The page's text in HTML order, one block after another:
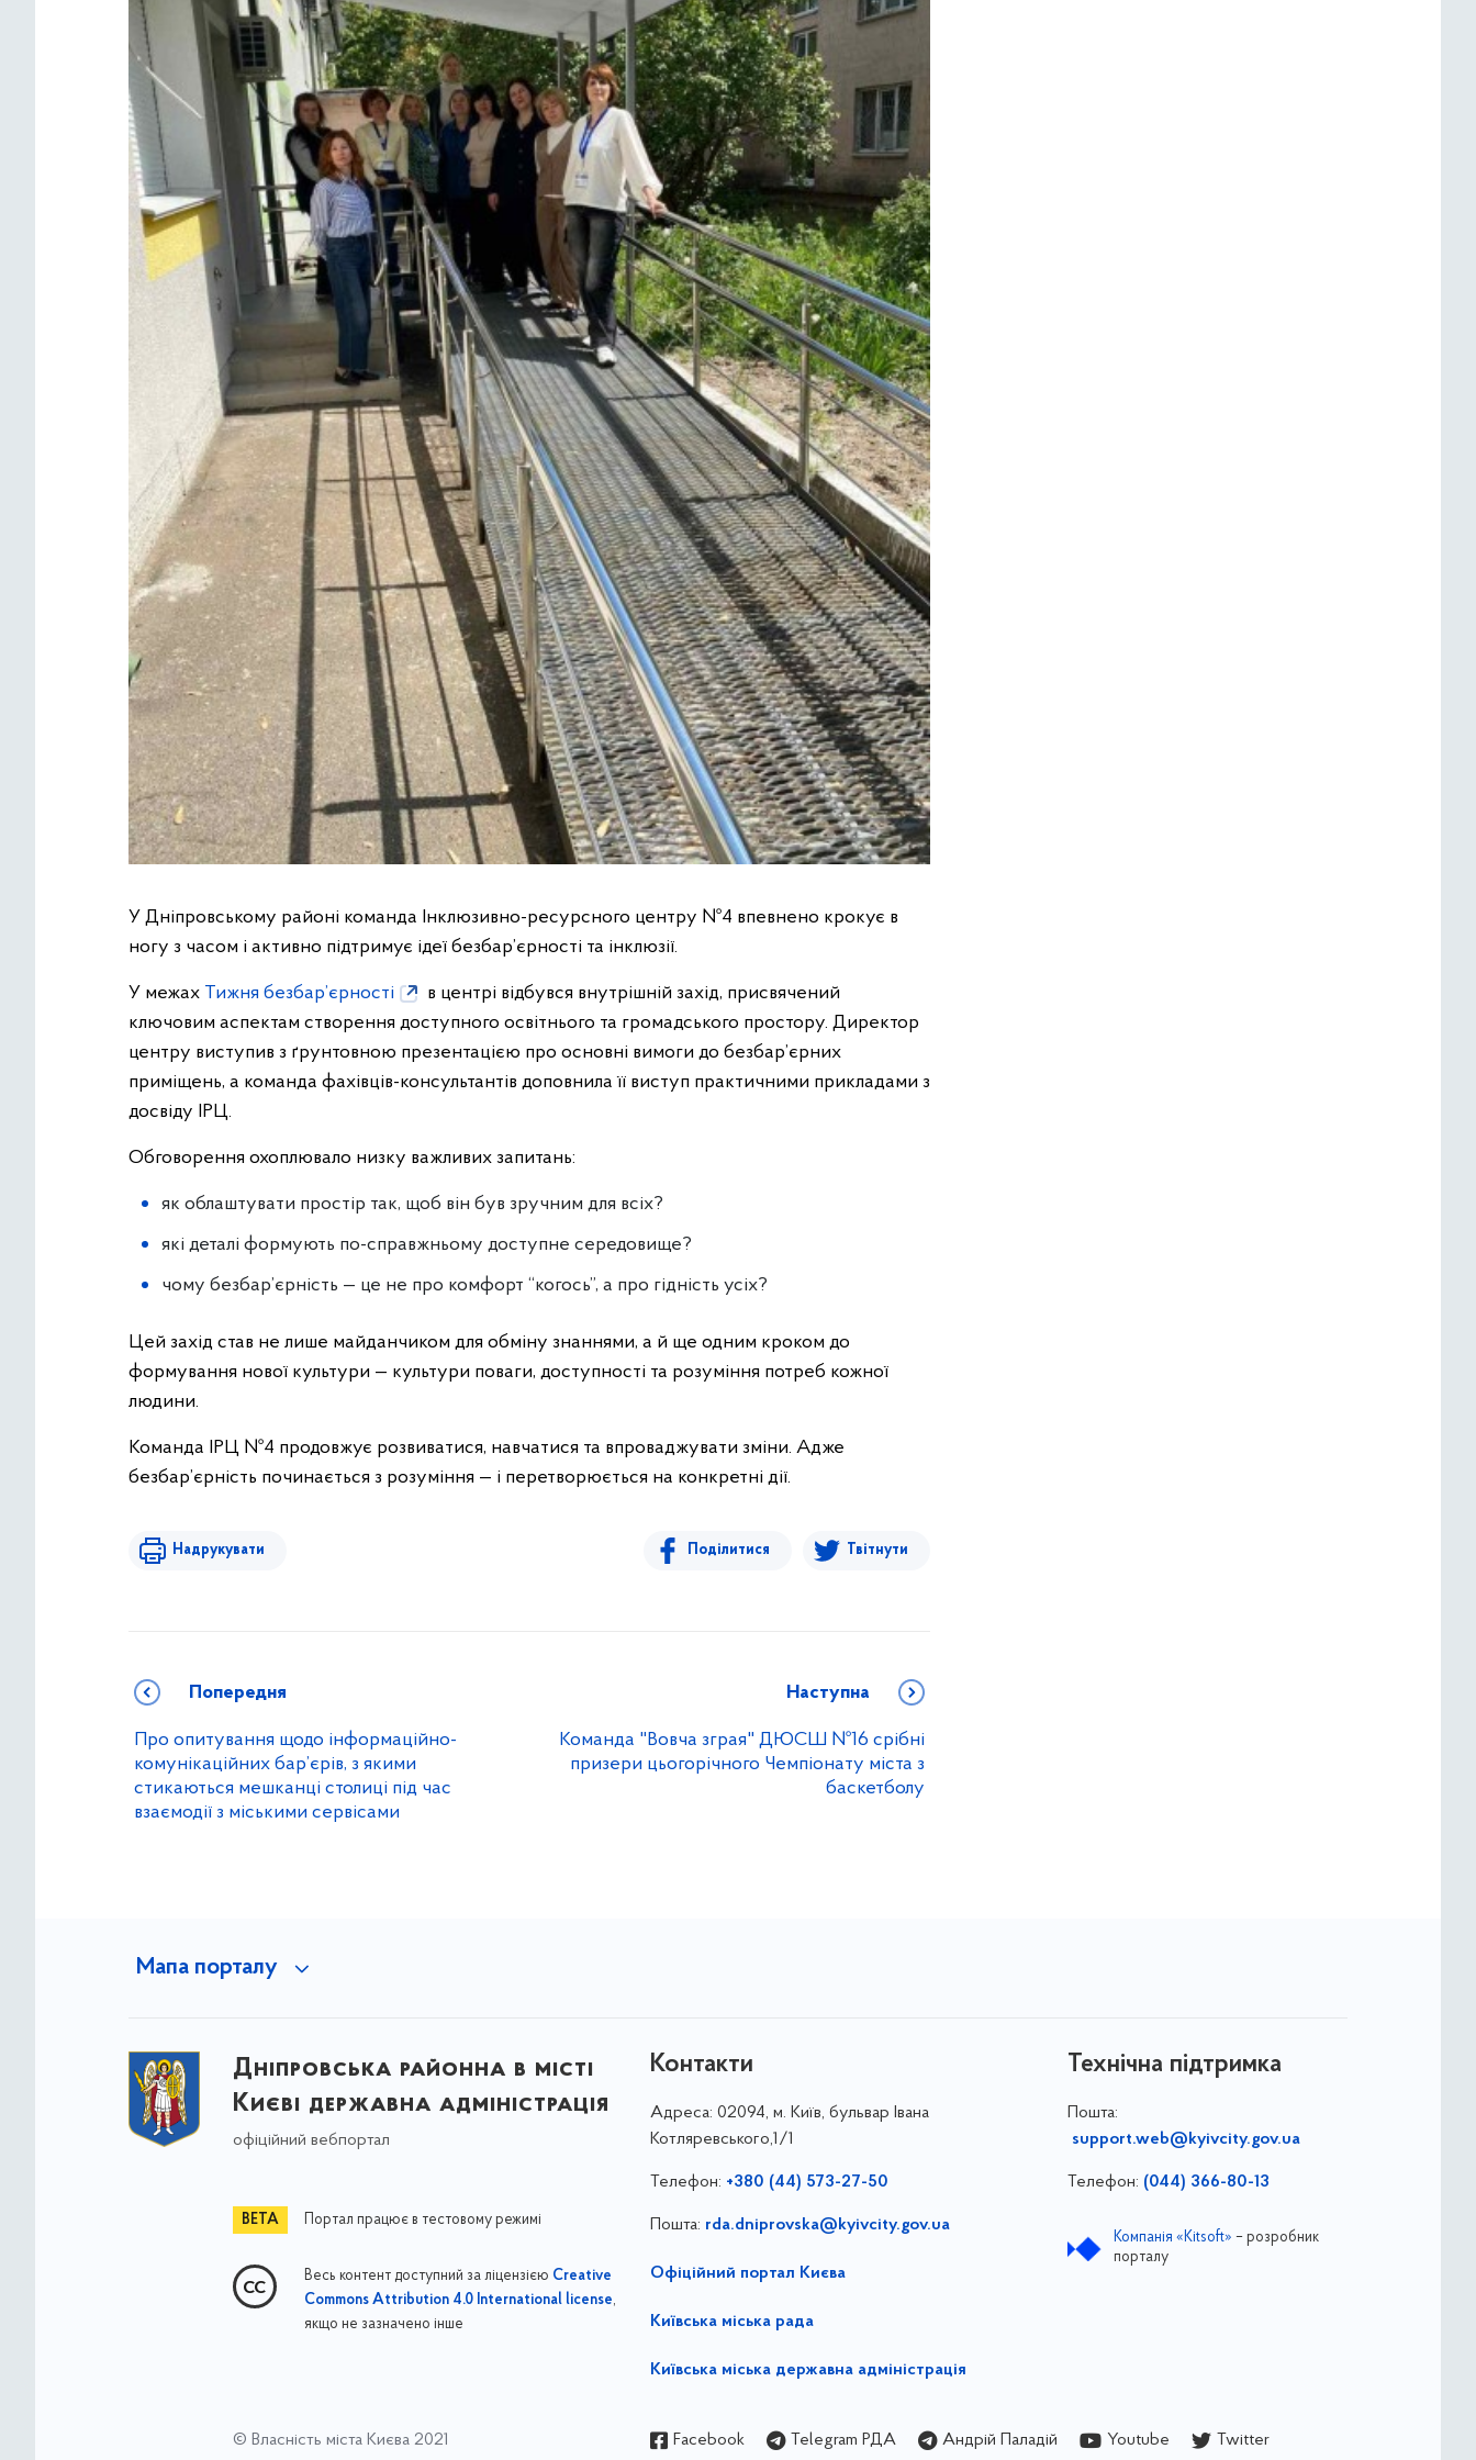
У Дніпровському районі команда Інклюзивно-ресурсного центру №4 впевнено крокує в
ногу з часом і активно підтримує ідеї безбар’єрності та інклюзії.
У межах Тижня безбар’єрності
в центрі відбувся внутрішній захід, присвячений
ключовим аспектам створення доступного освітнього та громадського простору. Директор
центру виступив з ґрунтовною презентацією про основні вимоги до безбар’єрних
приміщень, а команда фахівців-консультантів доповнила її виступ практичними прикладами з
досвіду ІРЦ.
Обговорення охоплювало низку важливих запитань:
як облаштувати простір так, щоб він був зручним для всіх?
які деталі формують по-справжньому доступне середовище?
чому безбар’єрність — це не про комфорт “когось”, а про гідність усіх?
Цей захід став не лише майданчиком для обміну знаннями, а й ще одним кроком до
формування нової культури — культури поваги, доступності та розуміння потреб кожної
людини.
Команда ІРЦ №4 продовжує розвиватися, навчатися та впроваджувати зміни. Адже
безбар’єрність починається з розуміння — і перетворюється на конкретні дії.
Надрукувати Поділитися Твітнути
Попередня
Про опитування щодо інформаційно-
комунікаційних бар’єрів, з якими
стикаються мешканці столиці під час
взаємодії з міськими сервісами
Наступна
Команда "Вовча зграя" ДЮСШ №16 срібні
призери цьогорічного Чемпіонату міста з
баскетболу
Мапа порталу
Дніпровська районна в місті
Києві державна адміністрація
офіційний вебпортал
Портал працює в тестовому режимі
Весь контент доступний за ліцензією Creative
Commons Attribution 4.0 International license,
якщо не зазначено інше
Контакти
Адреса: 02094, м. Київ, бульвар Івана
Котляревського,1/1
Телефон: +380 (44) 573-27-50
Пошта: rda.dniprovska@kyivcity.gov.ua
Офіційний портал Києва
Київська міська рада
Київська міська державна адміністрація
Технічна підтримка
Пошта:
support.web@kyivcity.gov.ua
Телефон: (044) 366-80-13
Компанія «Kitsoft» – розробник
порталу
© Власність міста Києва 2021 Facebook Telegram РДА Андрій Паладій Youtube Twitter